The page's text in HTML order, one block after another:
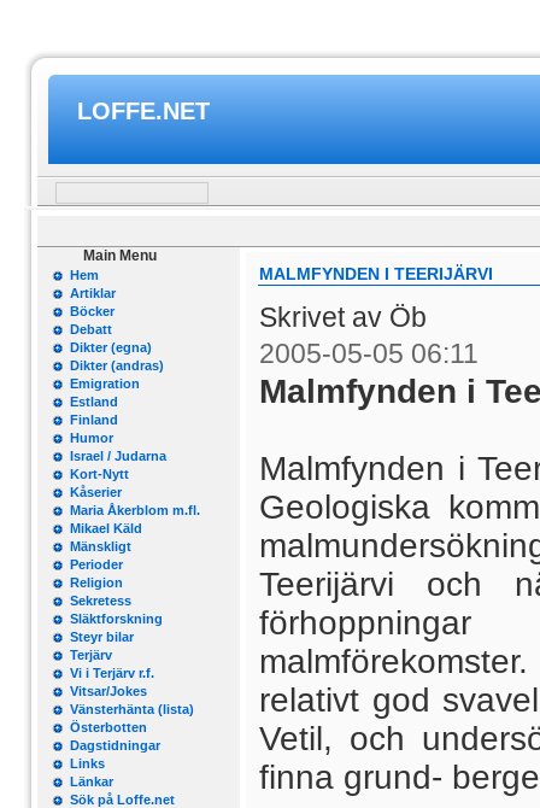
LOFFE.NET
Main Menu
Hem
Artiklar
Böcker
Debatt
Dikter (egna)
Dikter (andras)
Emigration
Estland
Finland
Humor
Israel / Judarna
Kort-Nytt
Kåserier
Maria Åkerblom m.fl.
Mikael Käld
Mänskligt
Perioder
Religion
Sekretess
Släktforskning
Steyr bilar
Terjärv
Vi i Terjärv r.f.
Vitsar/Jokes
Vänsterhänta (lista)
Österbotten
Dagstidningar
Links
Länkar
Sök på Loffe.net
MALMFYNDEN I TEERIJÄRVI
Skrivet av Öb
2005-05-05 06:11
Malmfynden i
Malmfynden i
Geologiska
Teerijärvi och
relativt god
Vetil, och
finna grund-